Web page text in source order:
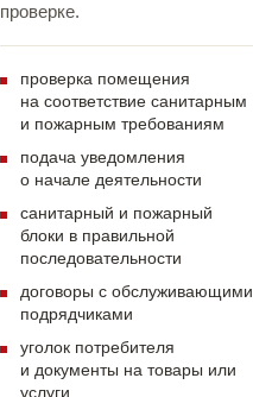
проверке.
проверка помещения
на соответствие санитарным
и пожарным требованиям
подача уведомления
о начале деятельности
санитарный и пожарный
блоки в правильной
последовательности
договоры с обслуживающими
подрядчиками
уголок потребителя
и документы на товары или
услуги